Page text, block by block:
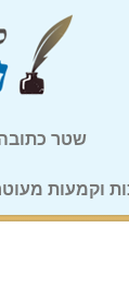
שטר
וקמעות